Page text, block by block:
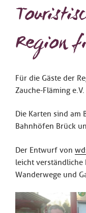
Region
Für die Gäste der
Zauche-Fläming
Die Karten sind am
Bahnhöfen Brück
Der Entwurf von
leicht verständliche
Wanderwege und